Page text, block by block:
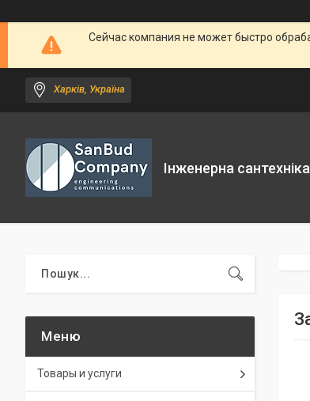
Сейчас компания не может быстро
Харків, Україна
Інженерна сантехніка
Товары и услуги